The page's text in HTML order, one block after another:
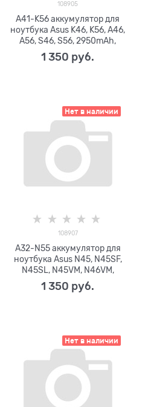
108905
A41-K56 аккумулятор для
ноутбука Asus K46, K56, A46,
A56, S46, S56, 2950mAh,
15.0V
1 350 руб.
Нет в наличии
108907
A32-N55 аккумулятор для
ноутбука Asus N45, N45SF,
N45SL, N45VM, N46VM,
N46VZ, N55, N55SF, N55SL,
N75, 5200mAh, 10.8V
1 350 руб.
Нет в наличии